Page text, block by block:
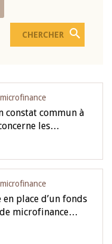
constat commun à
les…
place d’un fonds
microfinance…